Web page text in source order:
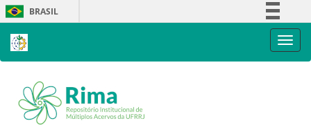
Skip
navigation
BRASIL